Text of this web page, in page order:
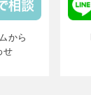
から
せ